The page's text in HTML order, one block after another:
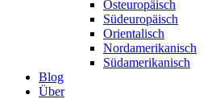
Osteuropäisch
Südeuropäisch
Orientalisch
Nordamerikanisch
Südamerikanisch
Blog
Über